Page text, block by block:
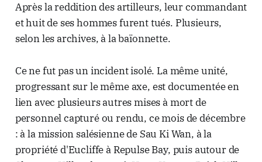
Après la reddition des artilleurs, leur commandant
et huit de ses hommes furent tués. Plusieurs,
selon les archives, à la baïonnette.
Ce ne fut pas un incident isolé. La même unité,
progressant sur le même axe, est documentée en
lien avec plusieurs autres mises à mort de
personnel capturé ou rendu, ce mois de décembre
: à la mission salésienne de Sau Ki Wan, à la
propriété d'Eucliffe à Repulse Bay, puis autour de